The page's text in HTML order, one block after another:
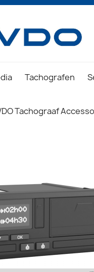
Tachografen
Tachograaf